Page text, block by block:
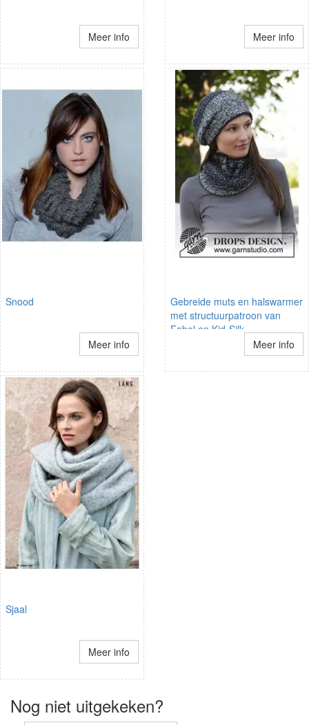
Meer info Meer info
Snood
Meer info
Gebreide muts en halswarmer
met structuurpatroon van
Fabel en Kid-Silk.
Meer info
Sjaal
Meer info
Nog niet uitgekeken?